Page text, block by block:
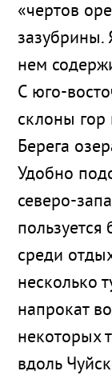
«чертов
зазубрины.
нем
С юго-
склоны
Берега
Удобно
северо-
среди
несколько
напрокат
некоторых
вдоль